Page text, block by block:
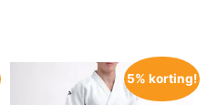
5% korting!